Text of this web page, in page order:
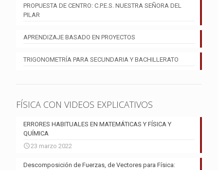
PROPUESTA DE CENTRO: C.P.E.S. NUESTRA SEÑORA DEL
PILAR
APRENDIZAJE BASADO EN PROYECTOS
TRIGONOMETRÍA PARA SECUNDARIA Y BACHILLERATO
FÍSICA CON VIDEOS EXPLICATIVOS
ERRORES HABITUALES EN MATEMÁTICAS Y FÍSICA Y
QUÍMICA
23 marzo 2022
Descomposición de Fuerzas, de Vectores para Física: